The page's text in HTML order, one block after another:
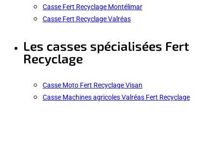
Casse Fert Recyclage Montélimar
Casse Fert Recyclage Valréas
Les casses spécialisées Fert
Recyclage
Casse Moto Fert Recyclage Visan
Casse Machines agricoles Valréas Fert Recyclage